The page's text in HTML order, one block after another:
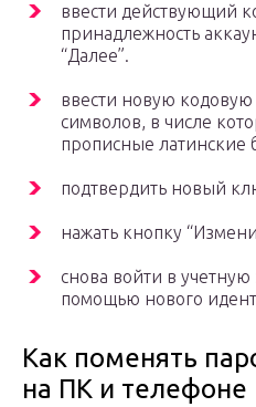
ввести действующий
принадлежность
“Далее”.
ввести новую
символов, в числе
прописные
подтвердить новый
нажать кнопку
снова войти в
помощью нового
Как поменять
на ПК и телефоне